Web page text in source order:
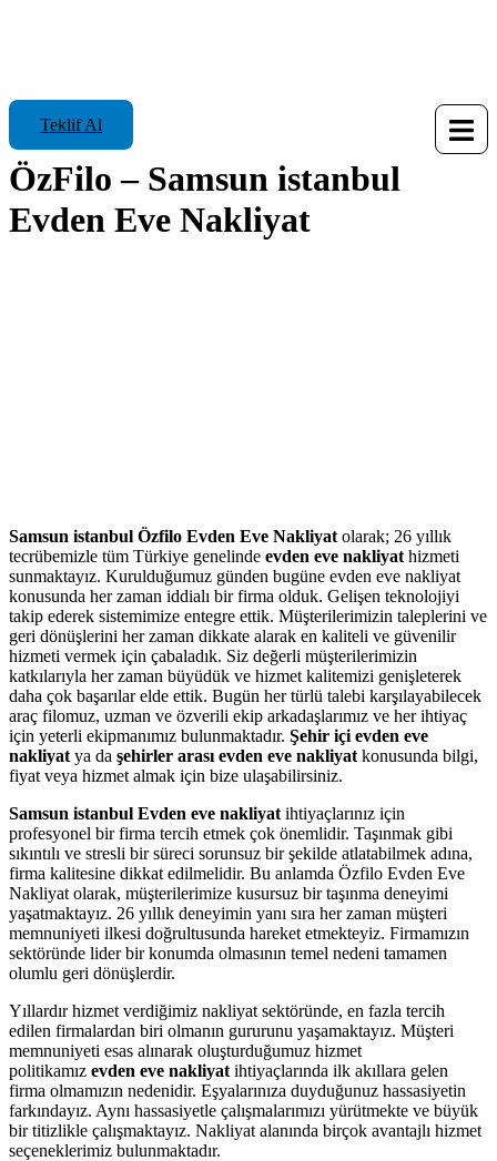
Teklif Al
ÖzFilo – Samsun istanbul
Evden Eve Nakliyat
Samsun istanbul Özfilo Evden Eve Nakliyat olarak; 26 yıllık
tecrübemizle tüm Türkiye genelinde evden eve nakliyat hizmeti
sunmaktayız. Kurulduğumuz günden bugüne evden eve nakliyat
konusunda her zaman iddialı bir firma olduk. Gelişen teknolojiyi
takip ederek sistemimize entegre ettik. Müşterilerimizin taleplerini ve
geri dönüşlerini her zaman dikkate alarak en kaliteli ve güvenilir
hizmeti vermek için çabaladık. Siz değerli müşterilerimizin
katkılarıyla her zaman büyüdük ve hizmet kalitemizi genişleterek
daha çok başarılar elde ettik. Bugün her türlü talebi karşılayabilecek
araç filomuz, uzman ve özverili ekip arkadaşlarımız ve her ihtiyaç
için yeterli ekipmanımız bulunmaktadır. Şehir içi evden eve
nakliyat ya da şehirler arası evden eve nakliyat konusunda bilgi,
fiyat veya hizmet almak için bize ulaşabilirsiniz.
Samsun istanbul Evden eve nakliyat ihtiyaçlarınız için
profesyonel bir firma tercih etmek çok önemlidir. Taşınmak gibi
sıkıntılı ve stresli bir süreci sorunsuz bir şekilde atlatabilmek adına,
firma kalitesine dikkat edilmelidir. Bu anlamda Özfilo Evden Eve
Nakliyat olarak, müşterilerimize kusursuz bir taşınma deneyimi
yaşatmaktayız. 26 yıllık deneyimin yanı sıra her zaman müşteri
memnuniyeti ilkesi doğrultusunda hareket etmekteyiz. Firmamızın
sektöründe lider bir konumda olmasının temel nedeni tamamen
olumlu geri dönüşlerdir.
Yıllardır hizmet verdiğimiz nakliyat sektöründe, en fazla tercih
edilen firmalardan biri olmanın gururunu yaşamaktayız. Müşteri
memnuniyeti esas alınarak oluşturduğumuz hizmet
politikamız evden eve nakliyat ihtiyaçlarında ilk akıllara gelen
firma olmamızın nedenidir. Eşyalarınıza duyduğunuz hassasiyetin
farkındayız. Aynı hassasiyetle çalışmalarımızı yürütmekte ve büyük
bir titizlikle çalışmaktayız. Nakliyat alanında birçok avantajlı hizmet
seçeneklerimiz bulunmaktadır.